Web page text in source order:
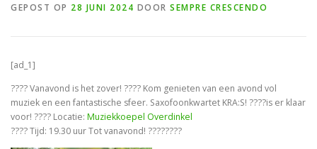
GEPOST OP 28 JUNI 2024 DOOR SEMPRE CRESCENDO
[ad_1]
???? Vanavond is het zover! ???? Kom genieten van een avond vol
muziek en een fantastische sfeer. Saxofoonkwartet KRA:S! ????is er klaar
voor! ???? Locatie: Muziekkoepel Overdinkel
???? Tijd: 19.30 uur Tot vanavond! ????????